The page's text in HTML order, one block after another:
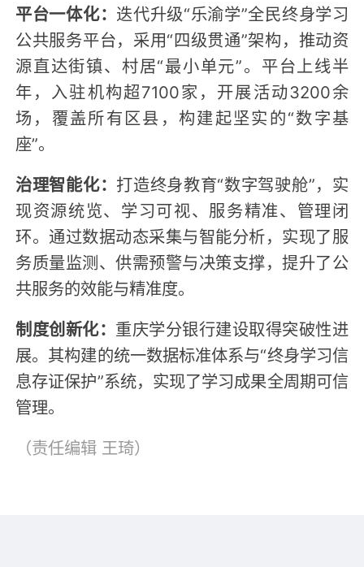
平台一体化： 迭代升级“乐渝学”全民终身学习
公共服务平台，采用“四级贯通”架构，推动资
源直达街镇、村居“最小单元”。平台上线半
年，入驻机构超7100家，开展活动3200余
场，覆盖所有区县，构建起坚实的“数字基
座”。
治理智能化： 打造终身教育“数字驾驶舱”，实
现资源统览、学习可视、服务精准、管理闭
环。通过数据动态采集与智能分析，实现了服
务质量监测、供需预警与决策支撑，提升了公
共服务的效能与精准度。
制度创新化： 重庆学分银行建设取得突破性进
展。其构建的统一数据标准体系与“终身学习信
息存证保护”系统，实现了学习成果全周期可信
管理。
（责任编辑 王琦）